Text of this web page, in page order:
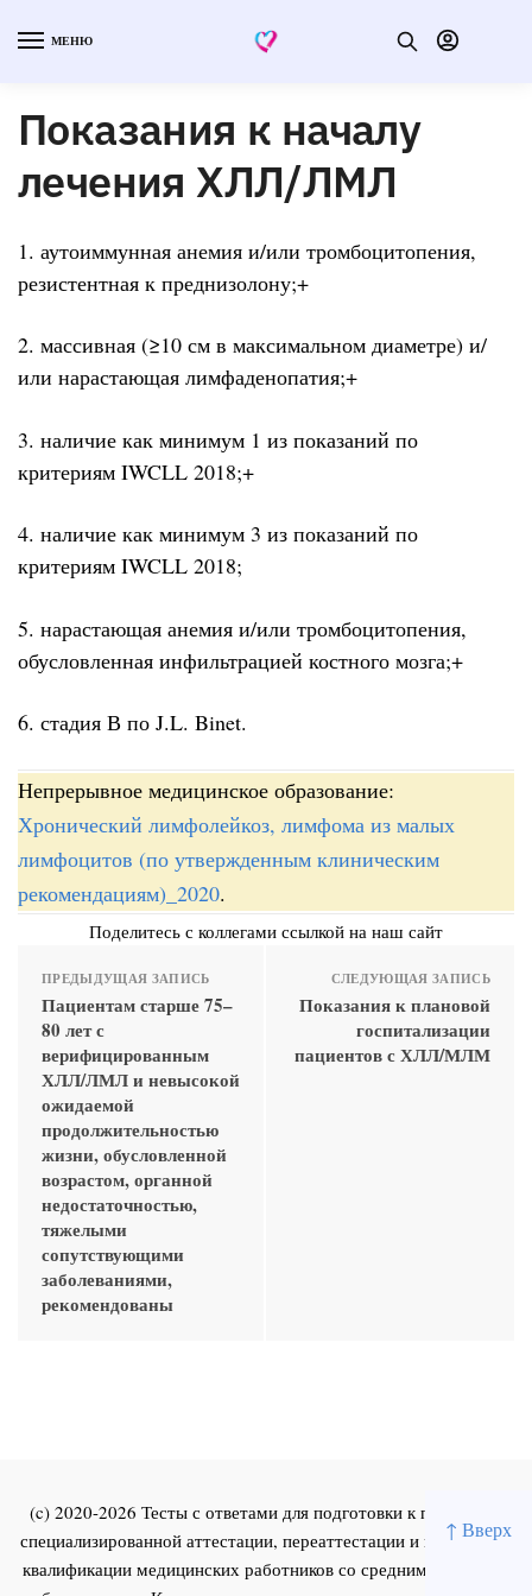
↑ Вверх
МЕНЮ
Показания к началу
лечения ХЛЛ/ЛМЛ
1. аутоиммунная анемия и/или тромбоцитопения,
резистентная к преднизолону;+
2. массивная (≥10 см в максимальном диаметре) и/
или нарастающая лимфаденопатия;+
3. наличие как минимум 1 из показаний по
критериям IWCLL 2018;+
4. наличие как минимум 3 из показаний по
критериям IWCLL 2018;
5. нарастающая анемия и/или тромбоцитопения,
обусловленная инфильтрацией костного мозга;+
6. стадия В по J.L. Binet.
Непрерывное медицинское образование:
Хронический лимфолейкоз, лимфома из малых
лимфоцитов (по утвержденным клиническим
рекомендациям)_2020.
Поделитесь с коллегами ссылкой на наш сайт
ПРЕДЫДУЩАЯ ЗАПИСЬ
Пациентам старше 75–
80 лет с
верифицированным
ХЛЛ/ЛМЛ и невысокой
ожидаемой
продолжительностью
жизни, обусловленной
возрастом, органной
недостаточностью,
тяжелыми
сопутствующими
заболеваниями,
рекомендованы
СЛЕДУЮЩАЯ ЗАПИСЬ
Показания к плановой
госпитализации
пациентов с ХЛЛ/МЛМ
(c) 2020-2026 Тесты с ответами для подготовки к первичной
специализированной аттестации, переаттестации и повышения
квалификации медицинских работников со средним и высшим